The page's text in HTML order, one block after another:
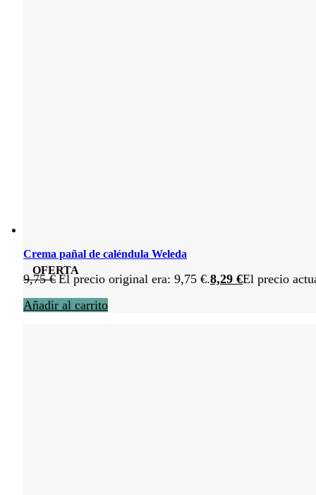
OFERTA
Crema pañal de caléndula Weleda
9,75€ El precio original era: 9,75 €.8,29 €El precio
Añadir al carrito